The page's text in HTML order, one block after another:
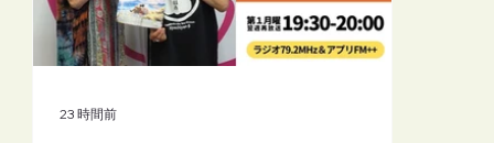
23 時間前